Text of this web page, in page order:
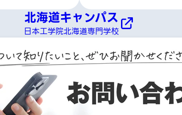
北海道キャンパス
日本工学院北海道専門学校